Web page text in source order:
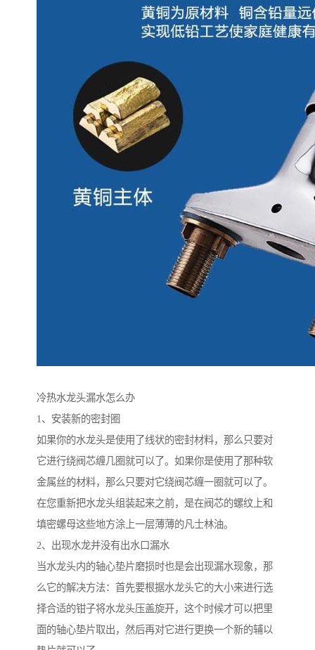
冷热水龙头漏水怎么办
1、安装新的密封圈
如果你的水龙头是使用了线状的密封材料，那么只要对
它进行绕阀芯缠几圈就可以了。如果你是使用了那种软
金属丝的材料，那么只要对它绕阀芯缠一圈就可以了。
在您重新把水龙头组装起来之前，是在阀芯的螺纹上和
填密螺母这些地方涂上一层薄薄的凡士林油。
2、出现水龙并没有出水口漏水
当水龙头内的轴心垫片磨损时也是会出现漏水现象，那
么它的解决方法：首先要根据水龙头它的大小来进行选
择合适的钳子将水龙头压盖旋开，这个时候才可以把里
面的轴心垫片取出，然后再对它进行更换一个新的辅以